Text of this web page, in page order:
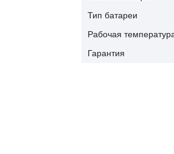
Тип батареи
Рабочая
Гарантия